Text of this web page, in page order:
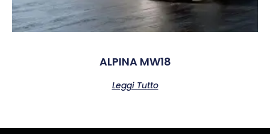
ALPINA MW18
Leggi Tutto